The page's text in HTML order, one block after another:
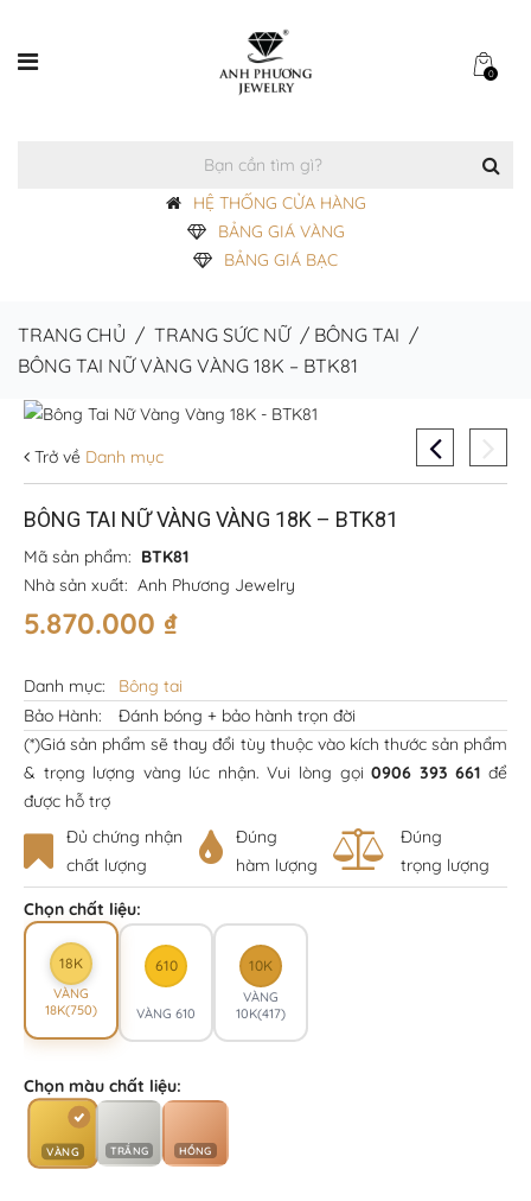
0
HỆ THỐNG CỬA HÀNG
BẢNG GIÁ VÀNG
BẢNG GIÁ BẠC
TRANG CHỦ / TRANG SỨC NỮ/ BÔNG TAI /
BÔNG TAI NỮ VÀNG VÀNG 18K – BTK81
Trở về Danh mục
BÔNG TAI NỮ VÀNG VÀNG 18K – BTK81
Mã sản phẩm: BTK81
Nhà sản xuất: Anh Phương Jewelry
5.870.000 ₫
Danh mục:
Bông tai
Bảo Hành:
Đánh bóng + bảo hành trọn đời
(*)Giá sản phẩm sẽ thay đổi tùy thuộc vào kích thước sản phẩm
& trọng lượng vàng lúc nhận. Vui lòng gọi0906 393 661 để
được hỗ trợ
Đủ chứng nhận
chất lượng
Đúng
hàm lượng
Đúng
trọng lượng
Chọn chất liệu:
18K
VÀNG
18K(750)
610
VÀNG 610
10K
VÀNG
10K(417)
Chọn màu chất liệu:
VÀNG TRẮNG HỒNG